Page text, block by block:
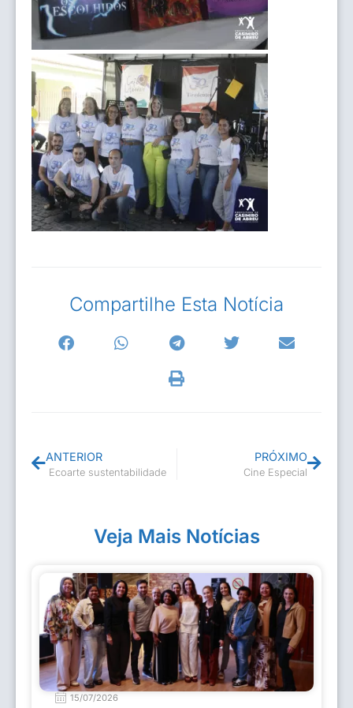
Compartilhe Esta Notícia
ANTERIOR
Ecoarte sustentabilidade
PRÓXIMO
Cine Especial
Veja Mais Notícias
15/07/2026